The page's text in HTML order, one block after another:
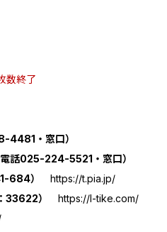
終了
4481・窓口）
話025-224-5521・窓口）
684） https://t.pia.jp/
：33622） https://l-tike.com/